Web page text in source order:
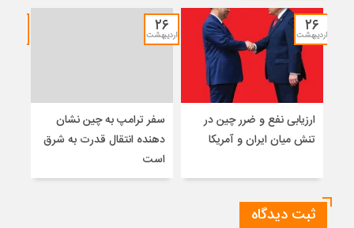
۲۶
اردیبهشت
ارزیابی نفع و ضرر چین در
تنش میان ایران و آمریکا
۲۶
اردیبهشت
سفر ترامپ به چین نشان
دهنده انتقال قدرت به شرق
است
ثبت دیدگاه